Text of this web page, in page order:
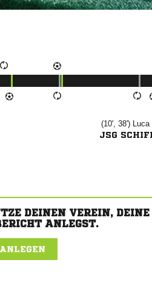
(10', 38') 
JSG
DEINEN VEREIN,
ANLEGST.